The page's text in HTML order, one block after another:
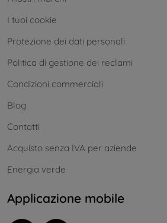
I tuoi cookie
Protezione dei dati personali
Politica di gestione dei reclami
Condizioni commerciali
Blog
Contatti
Acquisto senza IVA per aziende
Energia verde
Applicazione mobile